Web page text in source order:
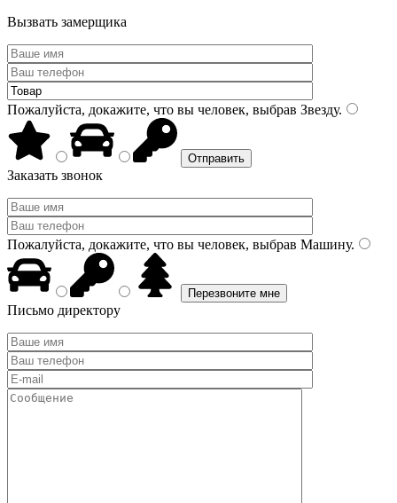
Вызвать замерщика
Пожалуйста, докажите, что вы человек, выбрав Звезду.
Заказать звонок
Пожалуйста, докажите, что вы человек, выбрав Машину.
Письмо директору